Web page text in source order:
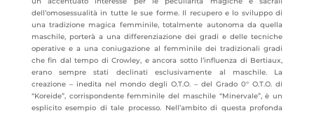
dell’omosessualità in tutte le sue forme. Il recupero e lo sviluppo di
una tradizione magica femminile, totalmente autonoma da quella
maschile, porterà a una differenziazione dei gradi e delle tecniche
operative e a una coniugazione al femminile dei tradizionali gradi
che fin dal tempo di Crowley, e ancora sotto l’influenza di Bertiaux,
erano sempre stati declinati esclusivamente al maschile. La
creazione – inedita nel mondo degli O.T.O. – del Grado 0° O.T.O. di
“Koreide”, corrispondente femminile del maschile “Minervale”, è un
esplicito esempio di tale processo. Nell’ambito di questa profonda